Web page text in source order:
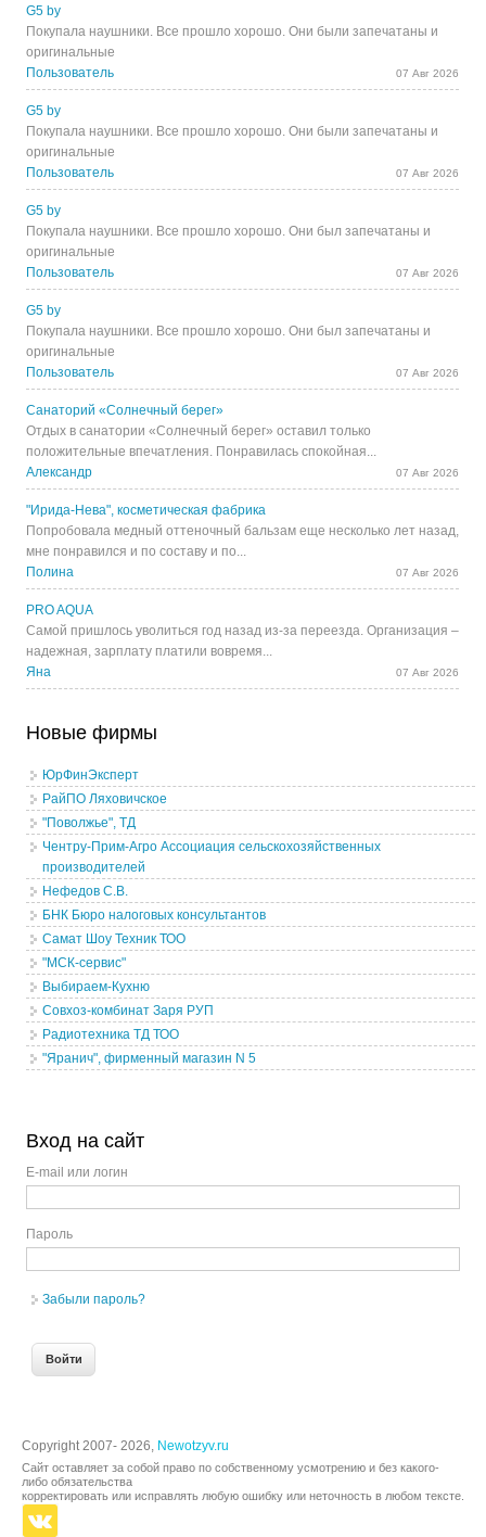
G5 by
Покупала наушники. Все прошло хорошо. Они были запечатаны и
оригинальные
Пользователь
07 Авг 2026
G5 by
Покупала наушники. Все прошло хорошо. Они были запечатаны и
оригинальные
Пользователь
07 Авг 2026
G5 by
Покупала наушники. Все прошло хорошо. Они был запечатаны и
оригинальные
Пользователь
07 Авг 2026
G5 by
Покупала наушники. Все прошло хорошо. Они был запечатаны и
оригинальные
Пользователь
07 Авг 2026
Санаторий «Солнечный берег»
Отдых в санатории «Солнечный берег» оставил только
положительные впечатления. Понравилась спокойная...
Александр
07 Авг 2026
"Ирида-Нева", косметическая фабрика
Попробовала медный оттеночный бальзам еще несколько лет назад,
мне понравился и по составу и по...
Полина
07 Авг 2026
PRO AQUA
Самой пришлось уволиться год назад из-за переезда. Организация –
надежная, зарплату платили вовремя...
Яна
07 Авг 2026
Новые фирмы
ЮрФинЭксперт
РайПО Ляховичское
"Поволжье", ТД
Чентру-Прим-Агро Ассоциация сельскохозяйственных
производителей
Нефедов С.В.
БНК Бюро налоговых консультантов
Самат Шоу Техник ТОО
"МСК-сервис"
Выбираем-Кухню
Совхоз-комбинат Заря РУП
Радиотехника ТД ТОО
"Яранич", фирменный магазин N 5
Вход на сайт
E-mail или логин
Пароль
Забыли пароль?
Copyright 2007- 2026, Newotzyv.ru
Сайт оставляет за собой право по собственному усмотрению и без какого-
либо обязательства
корректировать или исправлять любую ошибку или неточность в любом тексте.